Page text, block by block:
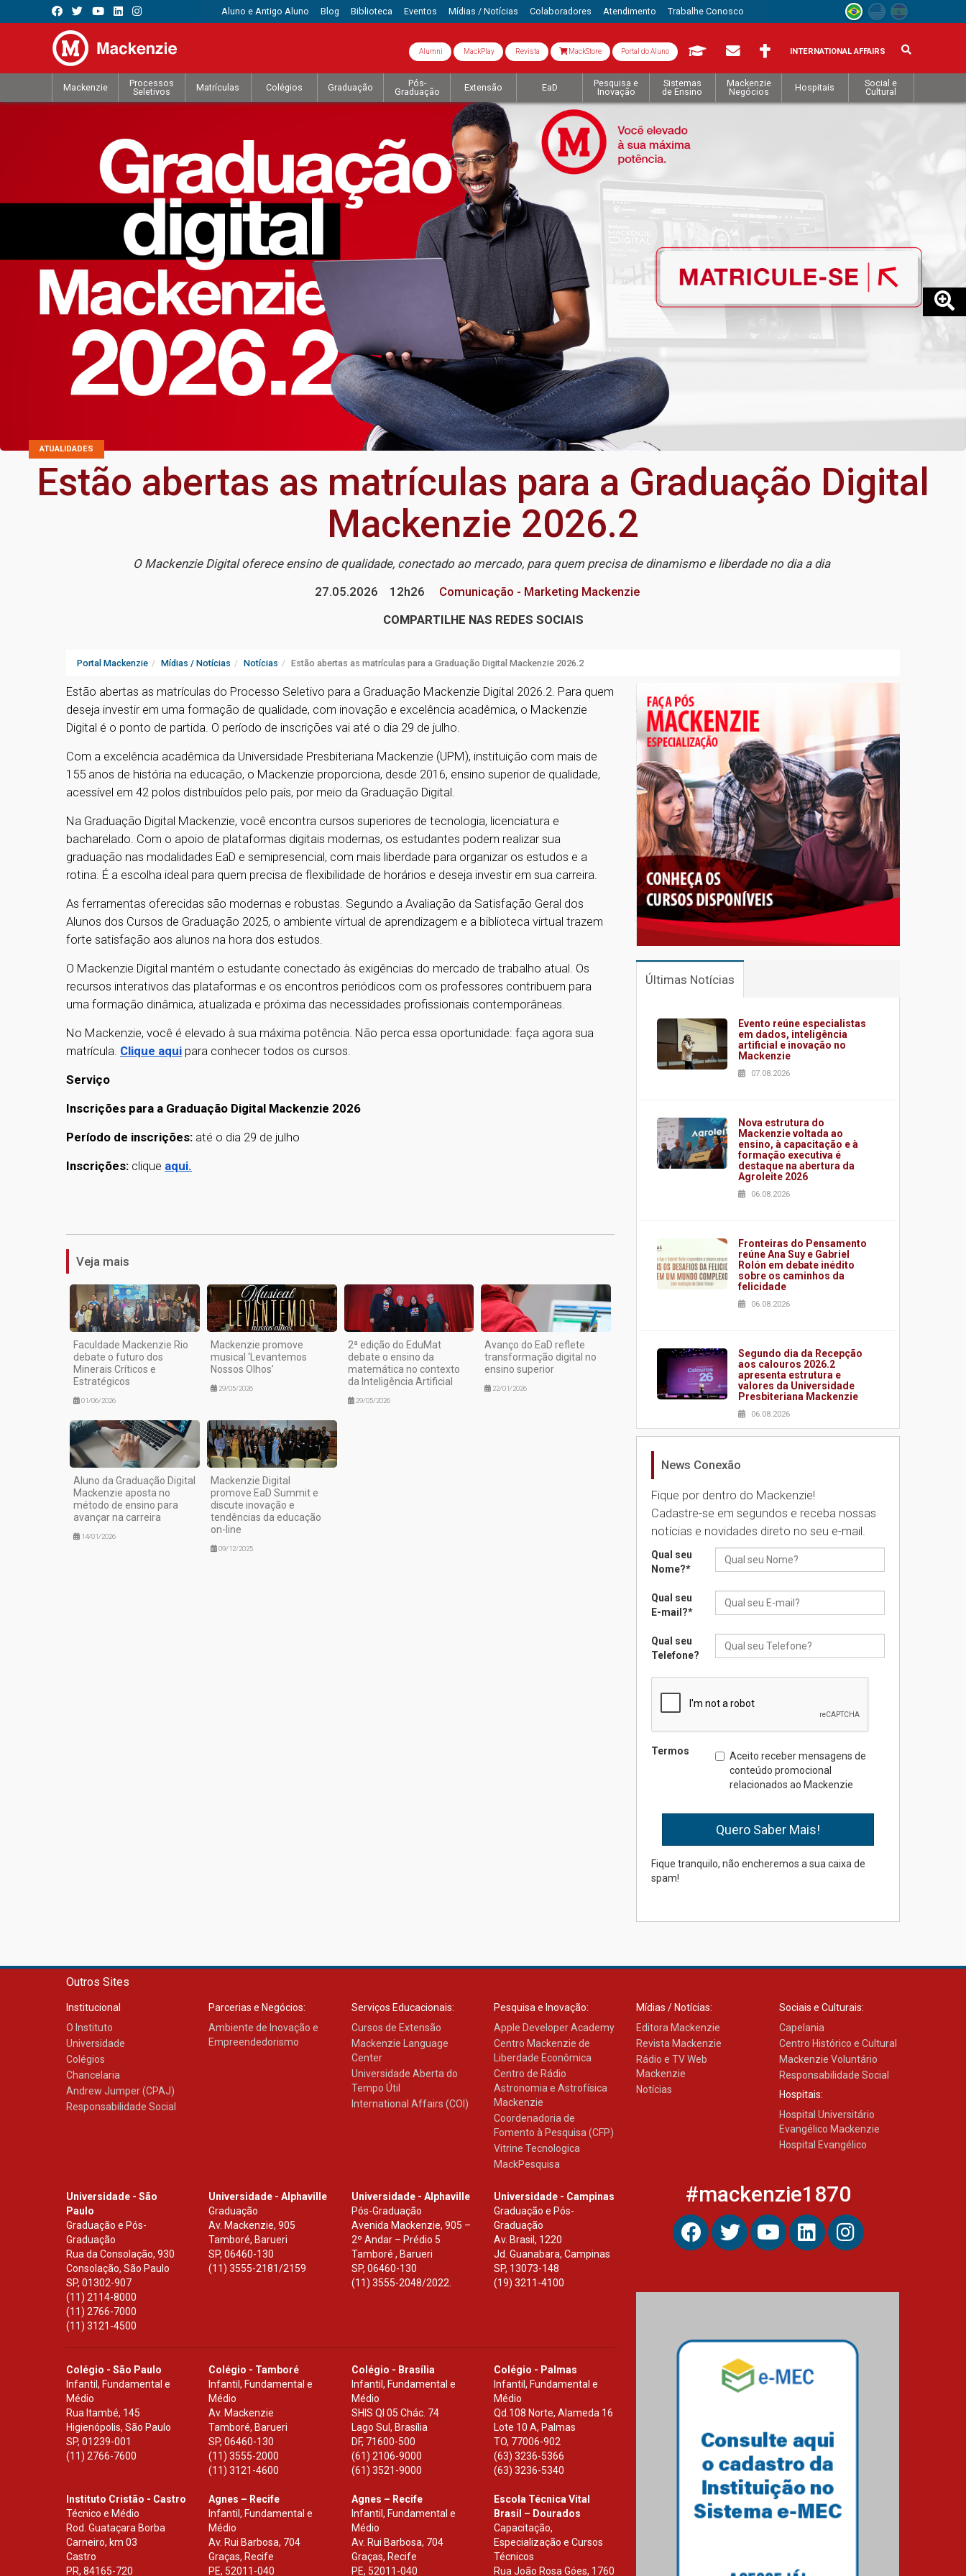
Aluno e Antigo Aluno Blog Biblioteca Eventos Mídias / Notícias Colaboradores Atendimento Trabalhe Conosco
Alumni MackPlay Revista MackStore Portal do Aluno INTERNATIONAL AFFAIRS
Mackenzie
Processos
Seletivos
Matrículas Colégios Graduação
Pós-
Graduação
Extensão EaD
Pesquisa e
Inovação
Sistemas
de Ensino
Mackenzie
Negócios
Hospitais
Social e
Cultural
ATUALIDADES
Estão abertas as matrículas para a Graduação Digital
Mackenzie 2026.2
O Mackenzie Digital oferece ensino de qualidade, conectado ao mercado, para quem precisa de dinamismo e liberdade no dia a dia
27.05.2026
12h26
Comunicação - Marketing Mackenzie
COMPARTILHE NAS REDES SOCIAIS
Portal Mackenzie Mídias / Notícias Notícias Estão abertas as matrículas para a Graduação Digital Mackenzie 2026.2
Estão abertas as matrículas do Processo Seletivo para a Graduação Mackenzie Digital 2026.2. Para quem
deseja investir em uma formação de qualidade, com inovação e excelência acadêmica, o Mackenzie
Digital é o ponto de partida. O período de inscrições vai até o dia 29 de julho.
Com a excelência acadêmica da Universidade Presbiteriana Mackenzie (UPM), instituição com mais de
155 anos de história na educação, o Mackenzie proporciona, desde 2016, ensino superior de qualidade,
acessível em 42 polos distribuídos pelo país, por meio da Graduação Digital.
Na Graduação Digital Mackenzie, você encontra cursos superiores de tecnologia, licenciatura e
bacharelado. Com o apoio de plataformas digitais modernas, os estudantes podem realizar sua
graduação nas modalidades EaD e semipresencial, com mais liberdade para organizar os estudos e a
rotina. É a escolha ideal para quem precisa de flexibilidade de horários e deseja investir em sua carreira.
As ferramentas oferecidas são modernas e robustas. Segundo a Avaliação da Satisfação Geral dos
Alunos dos Cursos de Graduação 2025, o ambiente virtual de aprendizagem e a biblioteca virtual trazem
forte satisfação aos alunos na hora dos estudos.
O Mackenzie Digital mantém o estudante conectado às exigências do mercado de trabalho atual. Os
recursos interativos das plataformas e os encontros periódicos com os professores contribuem para
uma formação dinâmica, atualizada e próxima das necessidades profissionais contemporâneas.
No Mackenzie, você é elevado à sua máxima potência. Não perca essa oportunidade: faça agora sua
matrícula. Clique aqui para conhecer todos os cursos.
Serviço
Inscrições para a Graduação Digital Mackenzie 2026
Período de inscrições: até o dia 29 de julho
Inscrições: clique aqui.
Veja mais
Faculdade Mackenzie Rio
debate o futuro dos
Minerais Críticos e
Estratégicos
01/06/2026
Mackenzie promove
musical ‘Levantemos
Nossos Olhos’
29/05/2026
2ª edição do EduMat
debate o ensino da
matemática no contexto
da Inteligência Artificial
29/05/2026
Avanço do EaD reflete
transformação digital no
ensino superior
22/01/2026
Aluno da Graduação Digital
Mackenzie aposta no
método de ensino para
avançar na carreira
14/01/2026
Mackenzie Digital
promove EaD Summit e
discute inovação e
tendências da educação
on-line
09/12/2025
Últimas Notícias
Evento reúne especialistas
em dados, inteligência
artificial e inovação no
Mackenzie
07.08.2026
Nova estrutura do
Mackenzie voltada ao
ensino, à capacitação e à
formação executiva é
destaque na abertura da
Agroleite 2026
06.08.2026
Fronteiras do Pensamento
reúne Ana Suy e Gabriel
Rolón em debate inédito
sobre os caminhos da
felicidade
06.08.2026
Segundo dia da Recepção
aos calouros 2026.2
apresenta estrutura e
valores da Universidade
Presbiteriana Mackenzie
06.08.2026
Nova apresentação do
brasileira
05.08.2026
Universidade Mackenzie
realizará nova edição da
05.08.2026
Seminário discute desafios
das novas tecnologias em
04.08.2026
Mackenzie recepciona os
calouros do segundo
semestre de 2026
04.08.2026
Brasília prepara seus
estudantes para o PAS antes
mesmo do Ensino Médio
News Conexão
Fique por dentro do Mackenzie!
Cadastre-se em segundos e receba nossas
notícias e novidades direto no seu e-mail.
Qual seu
Nome?*
Qual seu
E-mail?*
Qual seu
Telefone?
Termos
Aceito receber mensagens de
conteúdo promocional
relacionados ao Mackenzie
Fique tranquilo, não encheremos a sua caixa de
spam!
Outros Sites
Institucional
O Instituto
Universidade
Colégios
Chancelaria
Andrew Jumper (CPAJ)
Responsabilidade Social
Parcerias e Negócios:
Ambiente de Inovação e
Empreendedorismo
Serviços Educacionais:
Cursos de Extensão
Mackenzie Language
Center
Universidade Aberta do
Tempo Útil
International Affairs (COI)
Pesquisa e Inovação:
Apple Developer Academy
Centro Mackenzie de
Liberdade Econômica
Centro de Rádio
Astronomia e Astrofísica
Mackenzie
Coordenadoria de
Fomento à Pesquisa (CFP)
Vitrine Tecnologica
MackPesquisa
Mídias / Notícias:
Editora Mackenzie
Revista Mackenzie
Rádio e TV Web
Mackenzie
Notícias
Sociais e Culturais:
Capelania
Centro Histórico e Cultural
Mackenzie Voluntário
Responsabilidade Social
Hospitais:
Hospital Universitário
Evangélico Mackenzie
Hospital Evangélico
Universidade - São
Paulo
Graduação e Pós-
Graduação
Rua da Consolação, 930
Consolação, São Paulo
SP, 01302-907
(11) 2114-8000
(11) 2766-7000
(11) 3121-4500
Universidade - Alphaville
Graduação
Av. Mackenzie, 905
Tamboré, Barueri
SP,06460-130
(11) 3555-2181/2159
Universidade - Alphaville
Pós-Graduação
Avenida Mackenzie, 905 –
2º Andar – Prédio 5
Tamboré , Barueri
SP, 06460-130
(11) 3555-2048/2022.
Universidade - Campinas
Graduação e Pós-
Graduação
Av. Brasil, 1220
Jd. Guanabara, Campinas
SP, 13073-148
(19) 3211-4100
Colégio - São Paulo
Infantil, Fundamental e
Médio
Rua Itambé, 145
Higienópolis, São Paulo
SP, 01239-001
(11) 2766-7600
Colégio - Tamboré
Infantil, Fundamental e
Médio
Av. Mackenzie
Tamboré, Barueri
SP,06460-130
(11) 3555-2000
(11) 3121-4600
Colégio - Brasília
Infantil, Fundamental e
Médio
SHIS Ql 05 Chác. 74
Lago Sul, Brasília
DF, 71600-500
(61) 2106-9000
(61) 3521-9000
Colégio - Palmas
Infantil, Fundamental e
Médio
Qd.108 Norte, Alameda 16
Lote 10 A, Palmas
TO, 77006-902
(63) 3236-5366
(63) 3236-5340
Instituto Cristão - Castro
Técnico e Médio
Rod. Guataçara Borba
Carneiro, km 03
Castro
PR, 84165-720
Agnes – Recife
Infantil, Fundamental e
Médio
Av. Rui Barbosa, 704
Graças, Recife
PE, 52011-040
Agnes – Recife
Infantil, Fundamental e
Médio
Av. Rui Barbosa, 704
Graças, Recife
PE, 52011-040
Escola Técnica Vital
Brasil – Dourados
Capacitação,
Especialização e Cursos
Técnicos
Rua João Rosa Góes, 1760
#mackenzie1870